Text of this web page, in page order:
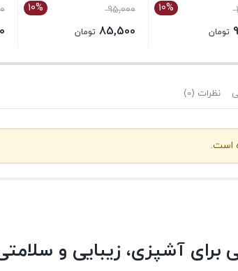
10%
تومان
10% 95,000
85,500 تومان
نظرات (0)
است.
برای آشپزی، زیبایی و